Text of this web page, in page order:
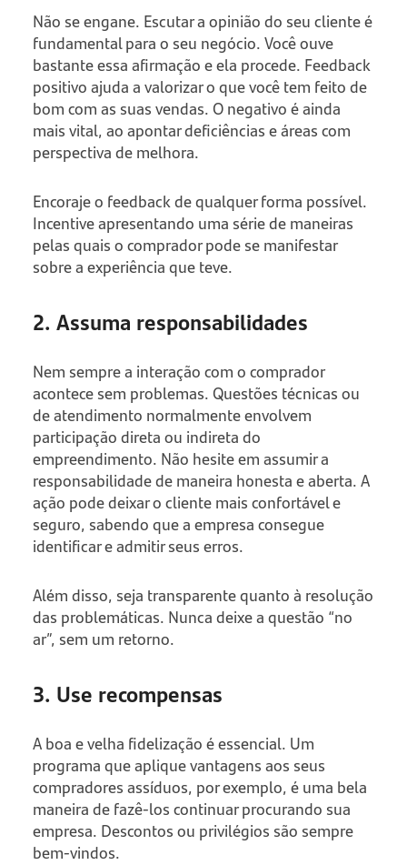
Não se engane. Escutar a opinião do seu cliente é
fundamental para o seu negócio. Você ouve
bastante essa afirmação e ela procede. Feedback
positivo ajuda a valorizar o que você tem feito de
bom com as suas vendas. O negativo é ainda
mais vital, ao apontar deficiências e áreas com
perspectiva de melhora.
Encoraje o feedback de qualquer forma possível.
Incentive apresentando uma série de maneiras
pelas quais o comprador pode se manifestar
sobre a experiência que teve.
2. Assuma responsabilidades
Nem sempre a interação com o comprador
acontece sem problemas. Questões técnicas ou
de atendimento normalmente envolvem
participação direta ou indireta do
empreendimento. Não hesite em assumir a
responsabilidade de maneira honesta e aberta. A
ação pode deixar o cliente mais confortável e
seguro, sabendo que a empresa consegue
identificar e admitir seus erros.
Além disso, seja transparente quanto à resolução
das problemáticas. Nunca deixe a questão “no
ar”, sem um retorno.
3. Use recompensas
A boa e velha fidelização é essencial. Um
programa que aplique vantagens aos seus
compradores assíduos, por exemplo, é uma bela
maneira de fazê-los continuar procurando sua
empresa. Descontos ou privilégios são sempre
bem-vindos.